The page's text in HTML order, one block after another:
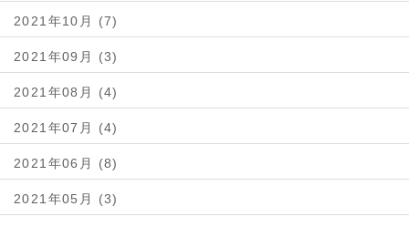
2021年10月 (7)
2021年09月 (3)
2021年08月 (4)
2021年07月 (4)
2021年06月 (8)
2021年05月 (3)